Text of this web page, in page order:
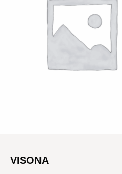
VISONA